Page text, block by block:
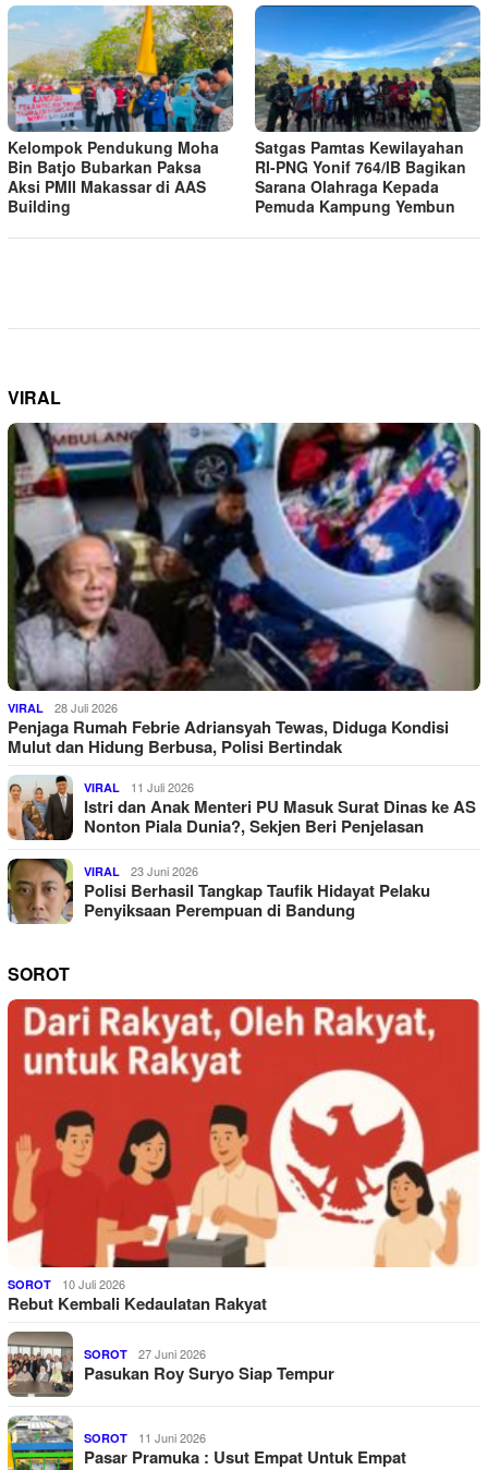
Kelompok Pendukung Moha
Bin Batjo Bubarkan Paksa
Aksi PMII Makassar di AAS
Building
Satgas Pamtas Kewilayahan
RI-PNG Yonif 764/IB Bagikan
Sarana Olahraga Kepada
Pemuda Kampung Yembun
VIRAL
VIRAL 28 Juli 2026
Penjaga Rumah Febrie Adriansyah Tewas, Diduga Kondisi
Mulut dan Hidung Berbusa, Polisi Bertindak
VIRAL 11 Juli 2026
Istri dan Anak Menteri PU Masuk Surat Dinas ke AS
Nonton Piala Dunia?, Sekjen Beri Penjelasan
VIRAL 23 Juni 2026
Polisi Berhasil Tangkap Taufik Hidayat Pelaku
Penyiksaan Perempuan di Bandung
SOROT
SOROT 10 Juli 2026
Rebut Kembali Kedaulatan Rakyat
SOROT 27 Juni 2026
Pasukan Roy Suryo Siap Tempur
SOROT 11 Juni 2026
Pasar Pramuka : Usut Empat Untuk Empat